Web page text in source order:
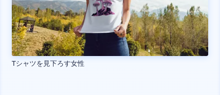
Tシャツを見下ろす女性